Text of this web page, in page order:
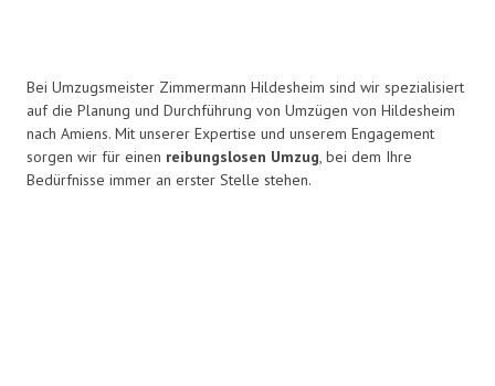
Bei Umzugsmeister Zimmermann Hildesheim sind wir spezialisiert
auf die Planung und Durchführung von Umzügen von Hildesheim
nach Amiens. Mit unserer Expertise und unserem Engagement
sorgen wir für einen reibungslosen Umzug, bei dem Ihre
Bedürfnisse immer an erster Stelle stehen.